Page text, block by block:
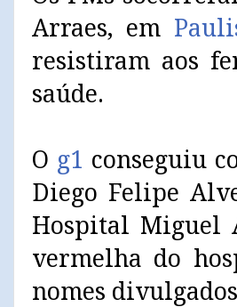
Arraes, em
resistiram aos
saúde.
O g1 conseguiu
Diego Felipe
Hospital Miguel
vermelha do
nomes